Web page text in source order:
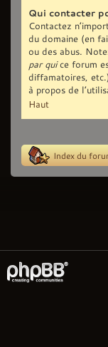
Qui contacter
Contactez
du domaine (en
ou des abus.
par quice forum
diffamatoires,
à propos de
Haut
Index du